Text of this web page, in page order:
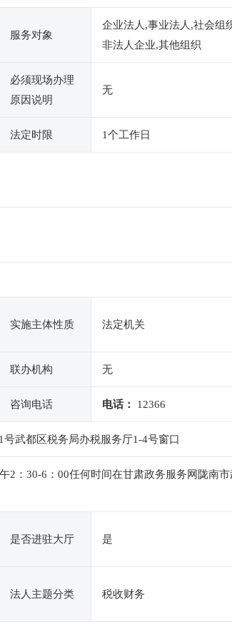
服务对象
企业法人,事业法人,社会组
非法人企业,其他组织
必须现场办理
原因说明
无
法定时限 1个工作日
实施主体性质 法定机关
联办机构 无
咨询电话 电话： 12366
武都区税务局办税服务厅1-4号窗口
2：30-6：00任何时间在甘肃政务服务网陇南
是否进驻大厅 是
法人主题分类 税收财务